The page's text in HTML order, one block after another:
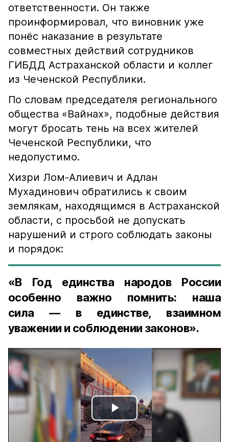
ответственности. Он также
проинформировал, что виновник уже
понёс наказание в результате
совместных действий сотрудников
ГИБДД Астраханской области и коллег
из Чеченской Республики.
По словам председателя регионального
общества «Вайнах», подобные действия
могут бросать тень на всех жителей
Чеченской Республики, что
недопустимо.
Хизри Лом-Алиевич и Адлан
Мухадинович обратились к своим
землякам, находящимся в Астраханской
области, с просьбой не допускать
нарушений и строго соблюдать законы
и порядок:
«В Год единства народов России
особенно важно помнить: наша
сила — в единстве, взаимном
уважении и соблюдении законов».
Play